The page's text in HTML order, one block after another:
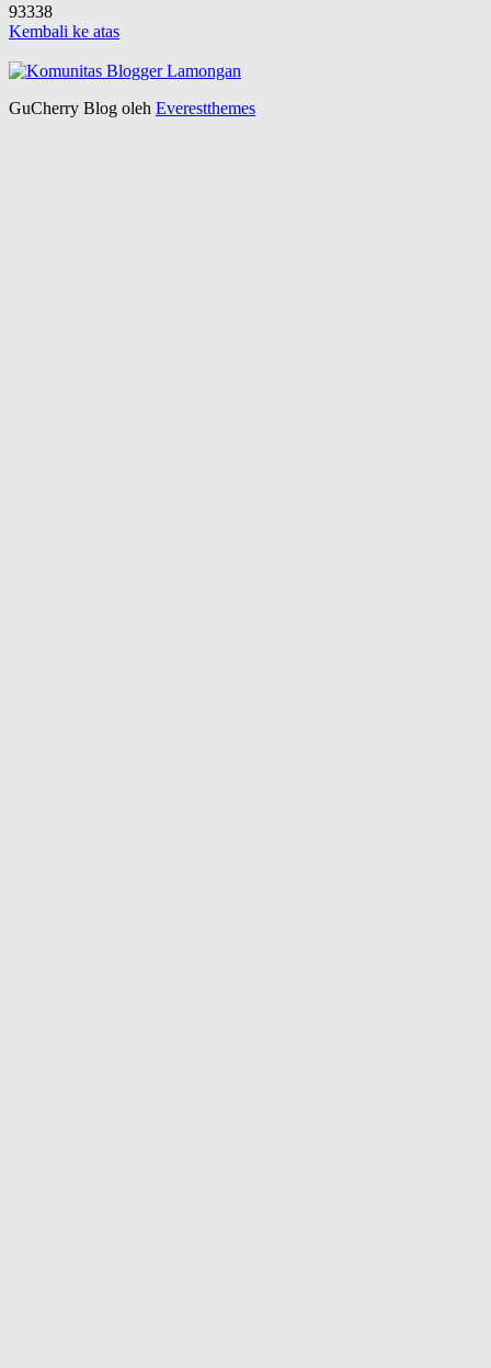
93338
Kembali ke atas
GuCherry Blog oleh Everestthemes